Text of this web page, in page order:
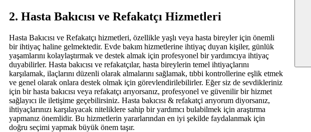
2. Hasta Bakıcısı ve Refakatçı Hizmetleri
Hasta Bakıcısı ve Refakatçı hizmetleri, özellikle yaşlı veya hasta bireyler için önemli
bir ihtiyaç haline gelmektedir. Evde bakım hizmetlerine ihtiyaç duyan kişiler, günlük
yaşamlarını kolaylaştırmak ve destek almak için profesyonel bir yardımcıya ihtiyaç
duyabilirler. Hasta bakıcısı ve refakatçılar, hasta bireylerin temel ihtiyaçlarını
karşılamak, ilaçlarını düzenli olarak almalarını sağlamak, tıbbi kontrollerine eşlik etmek
ve genel olarak onlara destek olmak için görevlendirilebilirler. Eğer siz de sevdikleriniz
için bir hasta bakıcısı veya refakatçı arıyorsanız, profesyonel ve güvenilir bir hizmet
sağlayıcı ile iletişime geçebilirsiniz. Hasta bakıcısı & refakatçi arıyorum diyorsanız,
ihtiyaçlarınızı karşılayacak niteliklere sahip bir yardımcı bulabilmek için araştırma
yapmanız önemlidir. Bu hizmetlerin yararlarından en iyi şekilde faydalanmak için
doğru seçimi yapmak büyük önem taşır.